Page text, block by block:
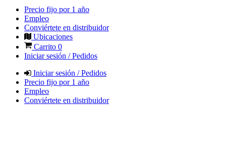
Precio fijo por 1 año
Empleo
Conviértete en distribuidor
Ubicaciones
Carrito 0
Iniciar sesión / Pedidos
Iniciar sesión / Pedidos
Precio fijo por 1 año
Empleo
Conviértete en distribuidor